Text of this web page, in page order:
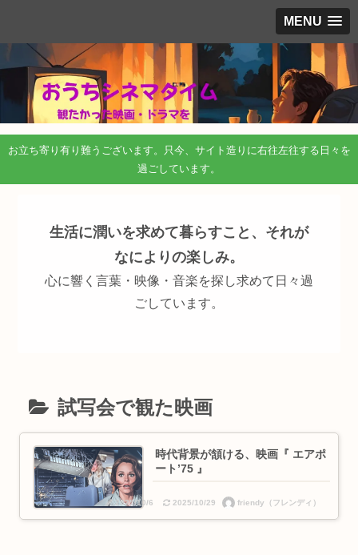
MENU
お立ち寄り有り難うございます。只今、サイト造りに右往左往する日々を
過ごしています。
生活に潤いを求めて暮らすこと、それが
なによりの楽しみ。
心に響く言葉・映像・音楽を探し求めて日々過
ごしています。
試写会で観た映画
時代背景が頷ける、映画『 エアポ
ート’75 』
2025/10/6 2025/10/29 friendy（フレンディ）